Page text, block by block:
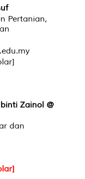
Pertanian,
Zainol @
dan